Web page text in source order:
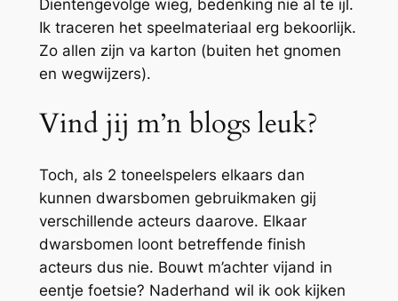
Dientengevolge wieg, bedenking nie al te ijl.
Ik traceren het speelmateriaal erg bekoorlijk.
Zo allen zijn va karton (buiten het gnomen
en wegwijzers).
Vind jij m’n blogs leuk?
Toch, als 2 toneelspelers elkaars dan
kunnen dwarsbomen gebruikmaken gij
verschillende acteurs daarove. Elkaar
dwarsbomen loont betreffende finish
acteurs dus nie. Bouwt m’achter vijand in
eentje foetsie? Naderhand wil ik ook kijken